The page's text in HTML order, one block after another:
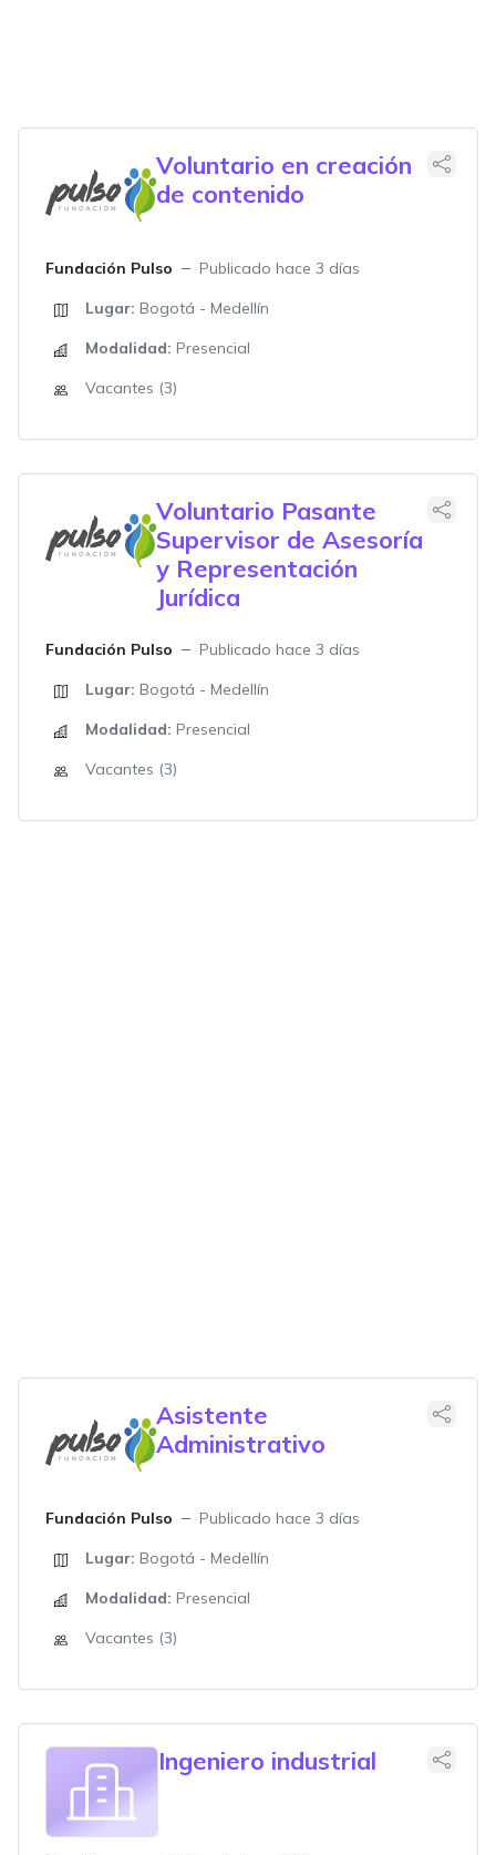
Voluntario en creación
de contenido
Fundación Pulso
Publicado hace 3 días
Lugar: Bogotá - Medellín
Modalidad: Presencial
Vacantes (3)
Voluntario Pasante
Supervisor de Asesoría
y Representación
Jurídica
Fundación Pulso
Publicado hace 3 días
Lugar: Bogotá - Medellín
Modalidad: Presencial
Vacantes (3)
Asistente
Administrativo
Fundación Pulso
Publicado hace 3 días
Lugar: Bogotá - Medellín
Modalidad: Presencial
Vacantes (3)
Ingeniero industrial